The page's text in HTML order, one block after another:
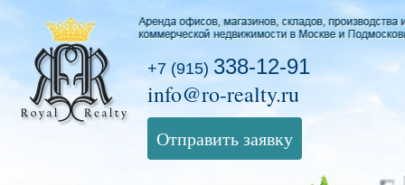
+7 (915) 338-12-91
info@ro-realty.ru
Отправить заявку